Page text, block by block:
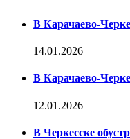
В Карачаево-
14.01.2026
В Карачаево-
12.01.2026
В Черкесске